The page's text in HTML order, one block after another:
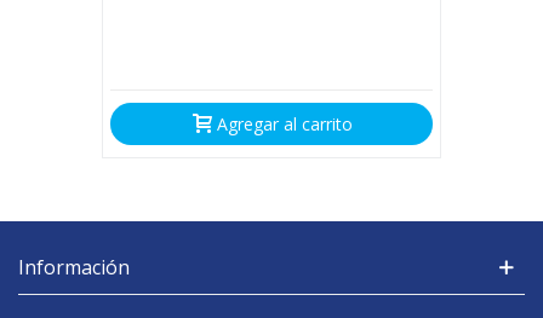
Agregar al carrito
Información